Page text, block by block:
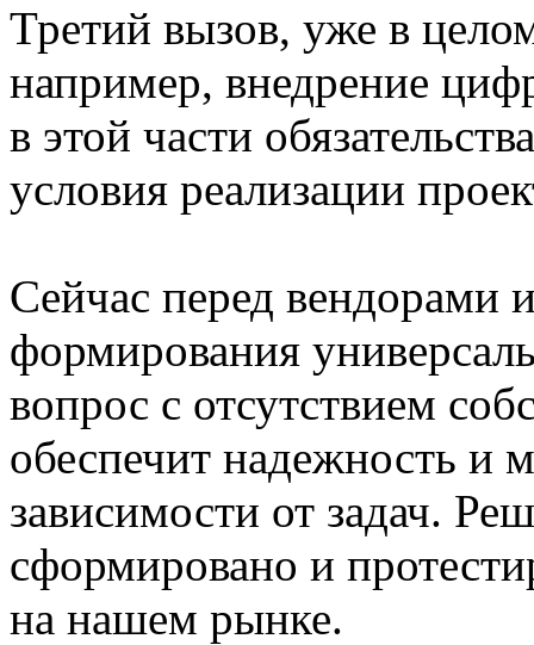
Третий вызов, уже в
например, внедрение
в этой части
условия реализации
Сейчас перед вендорами
формирования
вопрос с отсутствием
обеспечит надежность и
зависимости от задач.
сформировано и
на нашем рынке.